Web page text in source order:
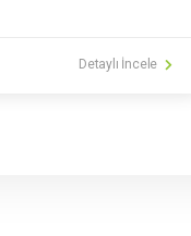
Detaylı İncele